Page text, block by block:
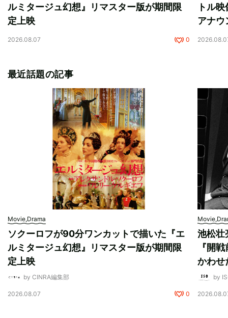
ルミタージュ幻想』リマスター版が期間限
定上映
2026.08.07 0
トル
アナウ
最近話題の記事
Movie,Drama
ソクーロフが90分ワンカットで描いた『エ
ルミタージュ幻想』リマスター版が期間限
定上映
by CINRA編集部
2026.08.07 0
池松壮
『開
かわせ
by